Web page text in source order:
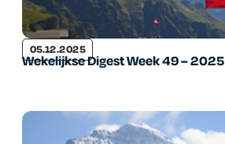
05.12.2025
Wekelijkse Digest Week 49 – 2025